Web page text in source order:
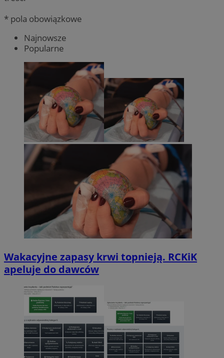
* pola obowiązkowe
Najnowsze
Popularne
Wakacyjne zapasy krwi topnieją. RCKiK
apeluje do dawców